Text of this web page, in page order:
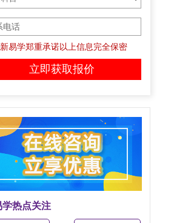
易学郑重承诺以上信息完全保密
学热点关注